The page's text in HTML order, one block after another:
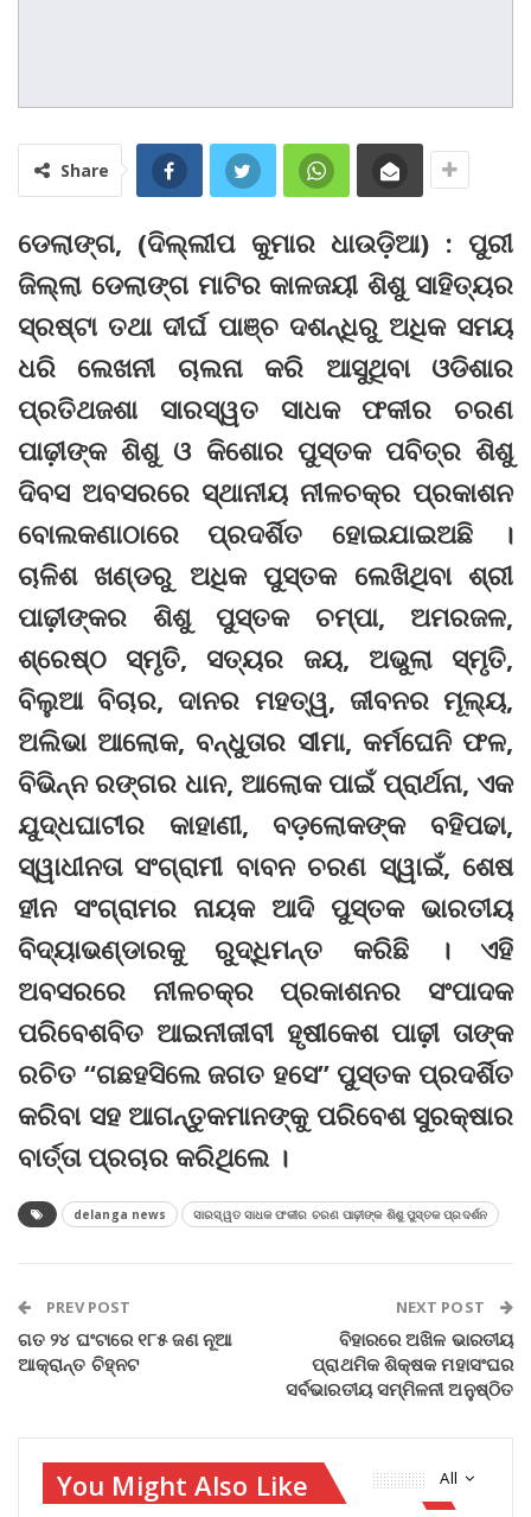
Share
ଡେଲାଙ୍ଗ, (ଦିଲ୍ଲୀପ କୁମାର ଧାଉଡ଼ିଆ) : ପୁରୀ
ଜିଲ୍ଲା ଡେଲାଙ୍ଗ ମାଟିର କାଳଜୟୀ ଶିଶୁ ସାହିତ୍ୟର
ସ୍ରଷ୍ଟା ତଥା ଦୀର୍ଘ ପାଞ୍ଚ ଦଶନ୍ଧିରୁ ଅଧିକ ସମୟ
ଧରି ଲେଖନୀ ଚାଲନା କରି ଆସୁଥିବା ଓଡିଶାର
ପ୍ରତିଥଜଶା ସାରସ୍ୱତ ସାଧକ ଫକୀର ଚରଣ
ପାଢ଼ୀଙ୍କ ଶିଶୁ ଓ କିଶୋର ପୁସ୍ତକ ପବିତ୍ର ଶିଶୁ
ଦିବସ ଅବସରରେ ସ୍ଥାନୀୟ ନୀଳଚକ୍ର ପ୍ରକାଶନ
ବୋଲକଣାଠାରେ ପ୍ରଦର୍ଶିତ ହୋଇଯାଇଅଛି ।
ଚାଳିଶ ଖଣ୍ଡରୁ ଅଧିକ ପୁସ୍ତକ ଲେଖିଥିବା ଶ୍ରୀ
ପାଢ଼ୀଙ୍କର ଶିଶୁ ପୁସ୍ତକ ଚମ୍ପା, ଅମରଜଳ,
ଶ୍ରେଷ୍ଠ ସ୍ମୃତି, ସତ୍ୟର ଜୟ, ଅଭୁଲା ସ୍ମୃତି,
ବିଲୁଆ ବିଚାର, ଦାନର ମହତ୍ୱ, ଜୀବନର ମୂଲ୍ୟ,
ଅଲିଭା ଆଲୋକ, ବନ୍ଧୁତାର ସୀମା, କର୍ମଘେନି ଫଳ,
ବିଭିନ୍ନ ରଙ୍ଗର ଧାନ, ଆଲୋକ ପାଇଁ ପ୍ରାର୍ଥନା, ଏକ
ଯୁଦ୍ଧଘାଟୀର କାହାଣୀ, ବଡ଼ଲୋକଙ୍କ ବହିପଢା,
ସ୍ୱାଧୀନତା ସଂଗ୍ରାମୀ ବାବନ ଚରଣ ସ୍ୱାଇଁ, ଶେଷ
ହୀନ ସଂଗ୍ରାମର ନାୟକ ଆଦି ପୁସ୍ତକ ଭାରତୀୟ
ବିଦ୍ୟାଭଣ୍ଡାରକୁ ରୁଦ୍ଧିମନ୍ତ କରିଛି । ଏହି
ଅବସରରେ ନୀଳଚକ୍ର ପ୍ରକାଶନର ସଂପାଦକ
ପରିବେଶବିତ ଆଇନୀଜୀବୀ ହୃଷୀକେଶ ପାଢ଼ୀ ତାଙ୍କ
ରଚିତ “ଗଛହସିଲେ ଜଗତ ହସେ” ପୁସ୍ତକ ପ୍ରଦର୍ଶିତ
କରିବା ସହ ଆଗନ୍ତୁକମାନଙ୍କୁ ପରିବେଶ ସୁରକ୍ଷାର
ବାର୍ତ୍ତା ପ୍ରଚାର କରିଥିଲେ ।
delanga news ସାରସ୍ୱତ ସାଧକ ଫକୀର ଚରଣ ପାଢ଼ୀଙ୍କ ଶିଶୁ ପୁସ୍ତକ ପ୍ରଦର୍ଶନ
PREV POST
ଗତ ୨୪ ଘଂଟାରେ ୧୮୫ ଜଣ ନୂଆ
ଆକ୍ରାନ୍ତ ଚିହ୍ନଟ
NEXT POST
ବିହାରରେ ଅଖିଳ ଭାରତୀୟ
ପ୍ରାଥମିକ ଶିକ୍ଷକ ମହାସଂଘର
ସର୍ବଭାରତୀୟ ସମ୍ମିଳନୀ ଅନୁଷ୍ଠିତ
All
You Might Also Like